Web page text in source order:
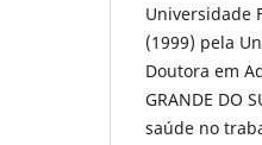
Universidade
(1999) pela
Doutora em
GRANDE DO
saúde no